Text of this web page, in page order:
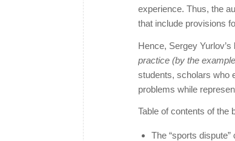
experience. Thus, the
that include provisions
Hence, Sergey
practice (by the
students, scholars who
problems while
Table of contents of the
The “sports